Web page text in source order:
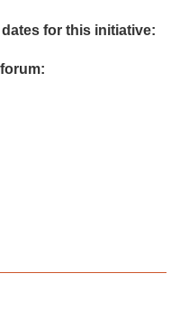
for this initiative: